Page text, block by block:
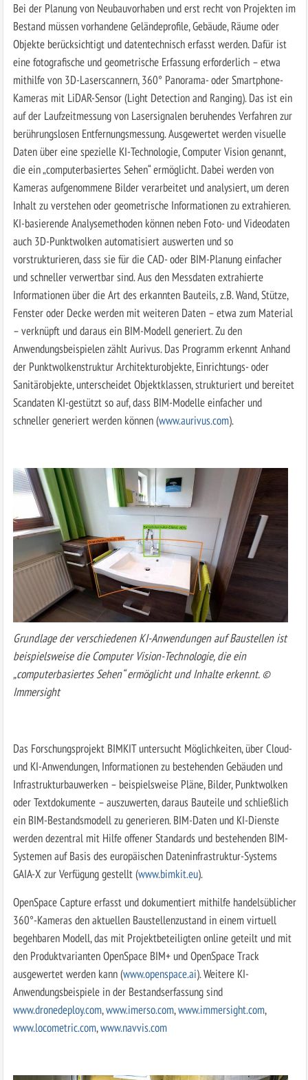
Bei der Planung von Neubauvorhaben und erst recht von Projekten im
Bestand müssen vorhandene Geländeprofile, Gebäude, Räume oder
Objekte berücksichtigt und datentechnisch erfasst werden. Dafür ist
eine fotografische und geometrische Erfassung erforderlich – etwa
mithilfe von 3D-Laserscannern, 360° Panorama- oder Smartphone-
Kameras mit LiDAR-Sensor (Light Detection and Ranging). Das ist ein
auf der Laufzeitmessung von Lasersignalen beruhendes Verfahren zur
berührungslosen Entfernungsmessung. Ausgewertet werden visuelle
Daten über eine spezielle KI-Technologie, Computer Vision genannt,
die ein „computerbasiertes Sehen“ ermöglicht. Dabei werden von
Kameras aufgenommene Bilder verarbeitet und analysiert, um deren
Inhalt zu verstehen oder geometrische Informationen zu extrahieren.
KI-basierende Analysemethoden können neben Foto- und Videodaten
auch 3D-Punktwolken automatisiert auswerten und so
vorstrukturieren, dass sie für die CAD- oder BIM-Planung einfacher
und schneller verwertbar sind. Aus den Messdaten extrahierte
Informationen über die Art des erkannten Bauteils, z.B. Wand, Stütze,
Fenster oder Decke werden mit weiteren Daten – etwa zum Material
– verknüpft und daraus ein BIM-Modell generiert. Zu den
Anwendungsbeispielen zählt Aurivus. Das Programm erkennt Anhand
der Punktwolkenstruktur Architektur­objekte, Einrichtungs- oder
Sanitärobjekte, unterscheidet Objektklassen, strukturiert und bereitet
Scandaten KI-gestützt so auf, dass BIM-Modelle einfacher und
schneller generiert werden können (www.aurivus.com).
Grundlage der verschiedenen KI-Anwendungen auf Baustellen ist
beispielsweise die Computer Vision-Technologie, die ein
„computerbasiertes Sehen“ ermöglicht und Inhalte erkennt. ©
Immersight
Das Forschungsprojekt BIMKIT untersucht Möglichkeiten, über Cloud-
und KI-Anwendungen, Informationen zu bestehenden Gebäuden und
Infrastrukturbauwerken – beispielsweise Pläne, Bilder, Punktwolken
oder Textdokumente – auszuwerten, daraus Bauteile und schließlich
ein BIM-Bestandsmodell zu generieren. BIM-Daten und KI-Dienste
werden dezentral mit Hilfe offener Standards und bestehenden BIM-
Systemen auf Basis des europäischen Dateninfrastruktur-Systems
GAIA-X zur Verfügung gestellt (www.bimkit.eu).
OpenSpace Capture erfasst und dokumentiert mithilfe handelsüblicher
360°-Kameras den aktuellen Baustellenzustand in einem virtuell
begehbaren Modell, das mit Projektbeteiligten online geteilt und mit
den Produktvarianten OpenSpace BIM+ und OpenSpace Track
ausgewertet werden kann (www.openspace.ai). Weitere KI-
Anwendungsbeispiele in der Bestandserfassung sind
www.dronedeploy.com,www.imerso.com,www.immersight.com,
www.locometric.com,www.navvis.com